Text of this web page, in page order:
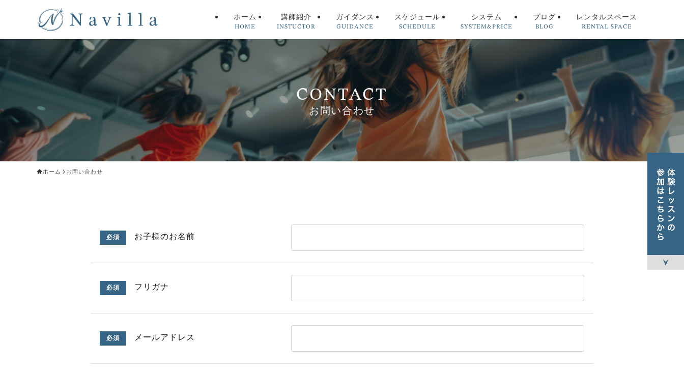
ホーム
HOME 講師紹介
INSTUCTOR ガイダンス
GUIDANCE スケジュール
SCHEDULE システム
SYSTEM&PRICE ブログ
BLOG レンタルスペース
RENTAL SPACE
お問い合わせ
CONTACT
ホーム お問い合わせ
必須 お子様のお名前
必須 フリガナ
必須 メールアドレス